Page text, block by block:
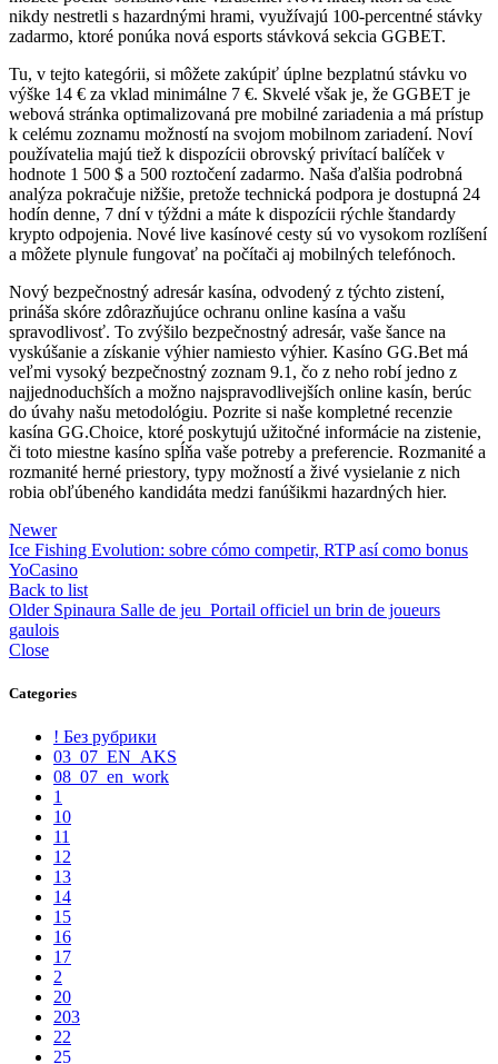
nikdy nestretli s hazardnými hrami, využívajú 100-percentné stávky
zadarmo, ktoré ponúka nová esports stávková sekcia GGBET.
Tu, v tejto kategórii, si môžete zakúpiť úplne bezplatnú stávku vo
výške 14 € za vklad minimálne 7 €. Skvelé však je, že GGBET je
webová stránka optimalizovaná pre mobilné zariadenia a má prístup
k celému zoznamu možností na svojom mobilnom zariadení. Noví
používatelia majú tiež k dispozícii obrovský privítací balíček v
hodnote 1 500 $ a 500 roztočení zadarmo. Naša ďalšia podrobná
analýza pokračuje nižšie, pretože technická podpora je dostupná 24
hodín denne, 7 dní v týždni a máte k dispozícii rýchle štandardy
krypto odpojenia. Nové live kasínové cesty sú vo vysokom rozlíšení
a môžete plynule fungovať na počítači aj mobilných telefónoch.
Nový bezpečnostný adresár kasína, odvodený z týchto zistení,
prináša skóre zdôrazňujúce ochranu online kasína a vašu
spravodlivosť. To zvýšilo bezpečnostný adresár, vaše šance na
vyskúšanie a získanie výhier namiesto výhier. Kasíno GG.Bet má
veľmi vysoký bezpečnostný zoznam 9.1, čo z neho robí jedno z
najjednoduchších a možno najspravodlivejších online kasín, berúc
do úvahy našu metodológiu. Pozrite si naše kompletné recenzie
kasína GG.Choice, ktoré poskytujú užitočné informácie na zistenie,
či toto miestne kasíno spĺňa vaše potreby a preferencie. Rozmanité a
rozmanité herné priestory, typy možností a živé vysielanie z nich
robia obľúbeného kandidáta medzi fanúšikmi hazardných hier.
Newer
Ice Fishing Evolution: sobre cómo competir, RTP así­ como bonus
YoCasino
Back to list
Older Spinaura Salle de jeu ️ Portail officiel un brin de joueurs
gaulois
Close
Categories
! Без рубрики
03_07_EN_AKS
08_07_en_work
1
10
11
12
13
14
15
16
17
2
20
203
22
25